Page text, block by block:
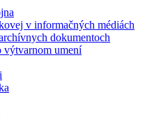
v informačných médiách
dokumentoch
výtvarnom umení